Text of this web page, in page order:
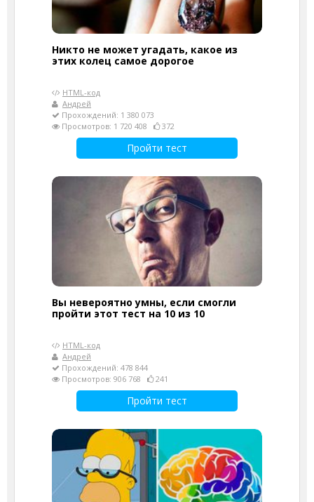
Никто не может угадать, какое из
этих колец самое дорогое
HTML-код
Андрей
Прохождений: 1 380 073
Просмотров: 1 720 408
372
Пройти тест
Вы невероятно умны, если смогли
пройти этот тест на 10 из 10
HTML-код
Андрей
Прохождений: 478 844
Просмотров: 906 768
241
Пройти тест